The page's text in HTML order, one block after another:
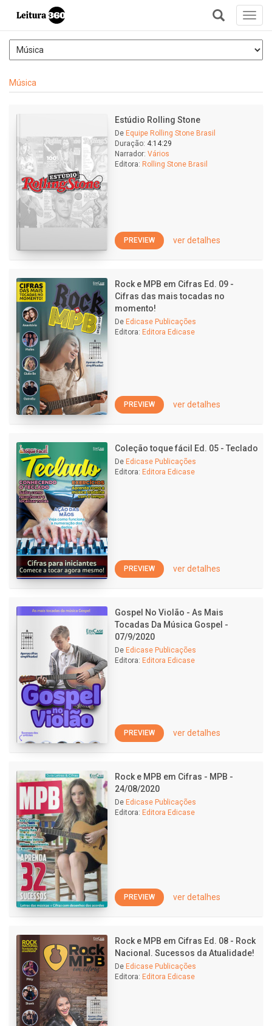
+
Música
Estúdio Rolling Stone
De Equipe Rolling Stone Brasil
Duração: 4:14:29
Narrador: Vários
Editora: Rolling Stone Brasil
PREVIEW ver detalhes
Rock e MPB em Cifras Ed. 09 -
Cifras das mais tocadas no
momento!
De Edicase Publicações
Editora: Editora Edicase
PREVIEW ver detalhes
Coleção toque fácil Ed. 05 - Teclado
De Edicase Publicações
Editora: Editora Edicase
PREVIEW ver detalhes
Gospel No Violão - As Mais
Tocadas Da Música Gospel -
07/9/2020
De Edicase Publicações
Editora: Editora Edicase
PREVIEW ver detalhes
Rock e MPB em Cifras - MPB -
24/08/2020
De Edicase Publicações
Editora: Editora Edicase
PREVIEW ver detalhes
Rock e MPB em Cifras Ed. 08 - Rock
Nacional. Sucessos da Atualidade!
De Edicase Publicações
Editora: Editora Edicase